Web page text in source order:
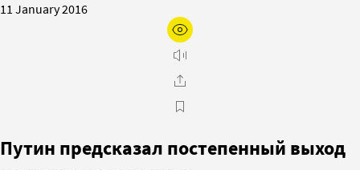
11 January 2016
Путин предсказал постепенный выход